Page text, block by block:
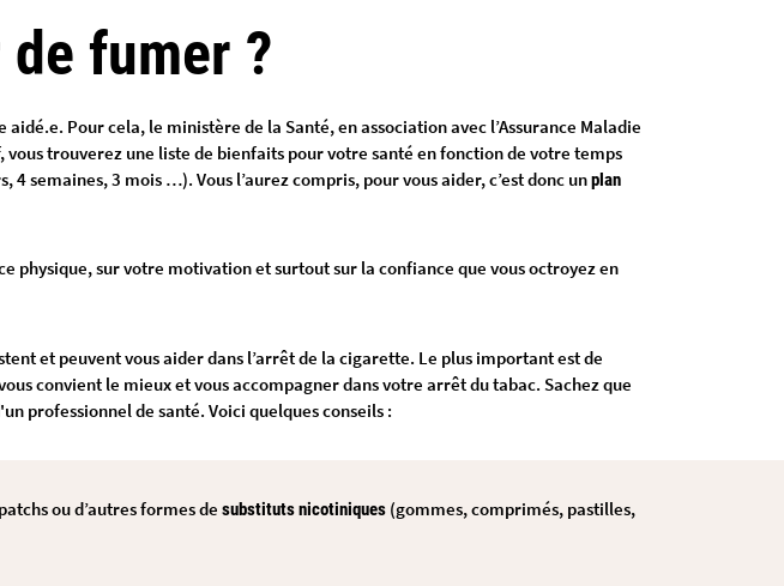
fumer ?
Pour cela, le ministère de la Santé, en association avec l’Assurance Maladie
vous trouverez une liste de bienfaits pour votre santé en fonction de votre temps
semaines, 3 mois …). Vous l’aurez compris, pour vous aider, c’est donc unplan
physique, sur votre motivation et surtout sur la confiance que vous octroyez en
et peuvent vous aider dans l’arrêt de la cigarette. Le plus important est de
convient le mieux et vous accompagner dans votre arrêt du tabac. Sachez que
professionnel de santé. Voici quelques conseils :
ou d’autres formes de substituts nicotiniques (gommes, comprimés, pastilles,